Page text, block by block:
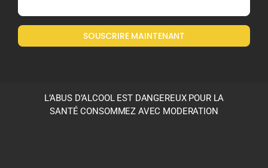
Politique en matière de remboursements et de retours
SOUSCRIRE MAINTENANT
L’ABUS D’ALCOOL EST DANGEREUX POUR LA
SANTÉ CONSOMMEZ AVEC MODERATION